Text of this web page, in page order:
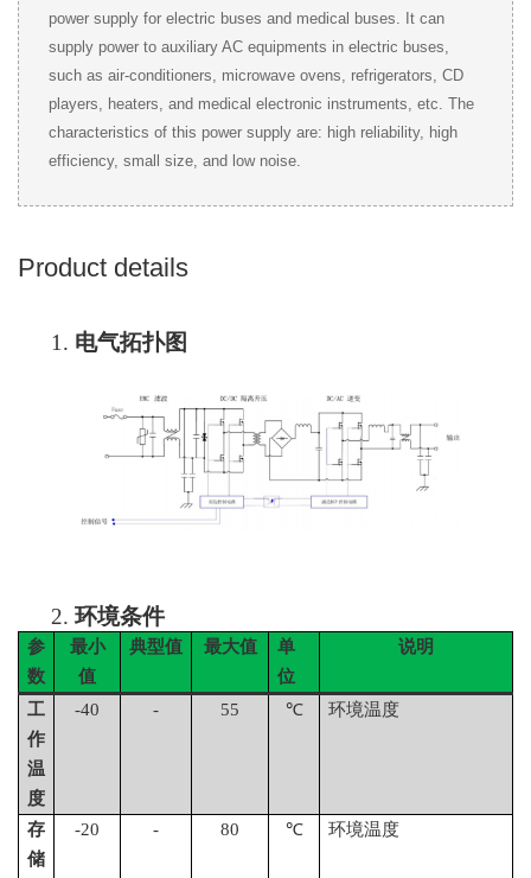
power supply for electric buses and medical buses. It can
supply power to auxiliary AC equipments in electric buses,
such as air-conditioners, microwave ovens, refrigerators, CD
players, heaters, and medical electronic instruments, etc. The
characteristics of this power supply are: high reliability, high
efficiency, small size, and low noise.
Product details
1. 电气拓扑图
2. 环境条件
参
数
最小
值
典型值 最大值
单
位
说明
工
作
温
度
-40 - 55 ℃ 环境温度
存
储
-20 - 80 ℃ 环境温度